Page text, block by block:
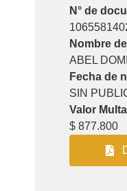
N° de
Nombre
ABEL
Fecha de
SIN
Valor
$ 877.800